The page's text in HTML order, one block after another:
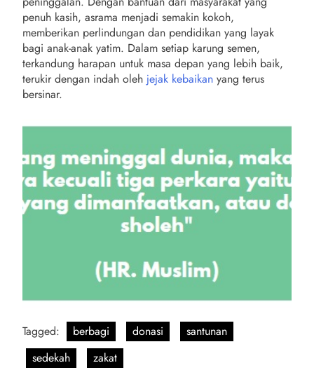
penuh kasih, asrama menjadi semakin kokoh,
memberikan perlindungan dan pendidikan yang layak
bagi anak-anak yatim. Dalam setiap karung semen,
terkandung harapan untuk masa depan yang lebih baik,
terukir dengan indah oleh jejak kebaikan yang terus
bersinar.
Tagged: berbagi donasi
santunan
sedekah
zakat